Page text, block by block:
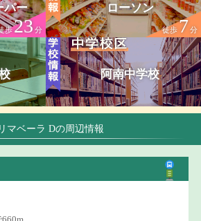
パー
歩23分
ローソン
徒歩7分
阿南中学校
マベーラ Dの周辺情報